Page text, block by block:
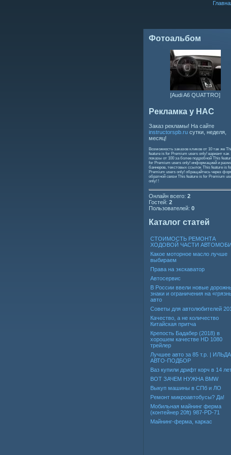
Фотоальбом
[Audi A6 QUATTRO]
Рекламка у НАС
Заказ рекламы! На сайте
instructorspb.ru сутки, неделя,
месяц!
Возможность заказов кликов от 10 так же
feature is for Premium users only! вариант как
показы от 100 за более подробной This
for Premium users only! информацией и
баннеров, текстовых ссылок This feature is
Premium users only! обращайтесь через
обратной связи This feature is for Premium
only! !
Онлайн всего: 2
Гостей: 2
Пользователей: 0
Каталог статей
СТОИМОСТЬ РЕМОНТА
ХОДОВОЙ ЧАСТИ
Какое моторное масло лучше
выбираем
Права на экскаватор
Автосервис
В России ввели новые
знаки и ограничения на
авто
Советы для автолюбителей
Качество, а не количество
Китайская притча
Крепость Бадабер (2018) в
хорошем качестве HD 1080
трейлер
Лучшее авто за 85 т.р. |
АВТО-ПОДБОР
Ваз купили дрифт корч в 14
ВОТ ЗАЧЕМ НУЖНА BMW
Выкуп машины в СПб и ЛО
Ремонт микроавтобусы? Да!
Мобильная майнинг ферма
(контейнер 20ft) 987-PD-71
Майнинг-ферма, каркас